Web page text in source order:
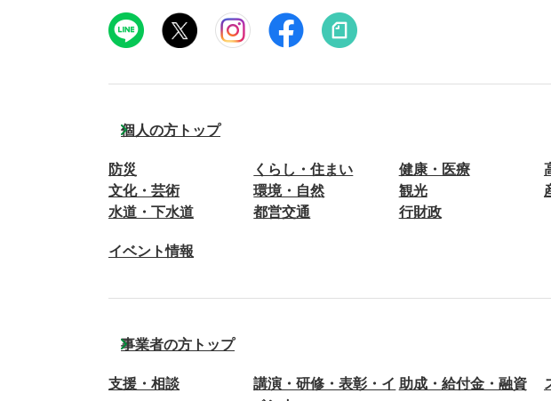
個人の方トップ
防災 くらし・住まい 健康・医療
文化・芸術
環境・自然 観光
水道・下水道
都営交通 行財政
イベント情報
事業者の方トップ
支援・相談
講演・研修・表彰・イ 助成・給付金・融資